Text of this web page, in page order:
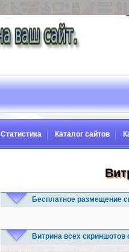
Статистика Каталог сайтов
Бесплатное размещение
Витрина всех скриншотов